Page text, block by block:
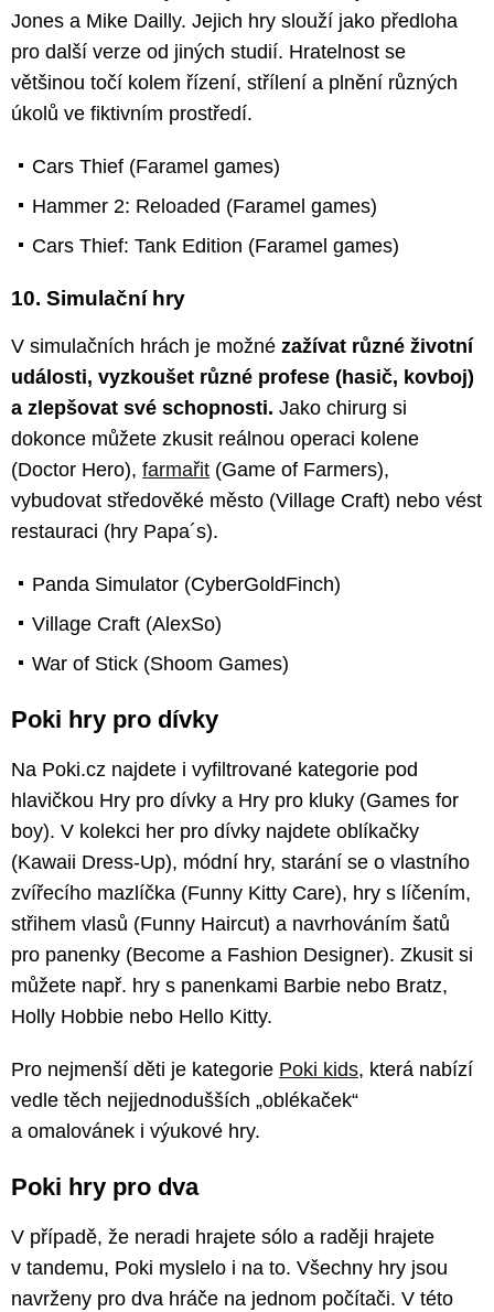
Jones a Mike Dailly. Jejich hry slouží jako předloha
pro další verze od jiných studií. Hratelnost se
většinou točí kolem řízení, střílení a plnění různých
úkolů ve fiktivním prostředí.
Cars Thief (Faramel games)
Hammer 2: Reloaded (Faramel games)
Cars Thief: Tank Edition (Faramel games)
10. Simulační hry
V simulačních hrách je možné zažívat různé životní
události, vyzkoušet různé profese (hasič, kovboj)
a zlepšovat své schopnosti. Jako chirurg si
dokonce můžete zkusit reálnou operaci kolene
(Doctor Hero), farmařit (Game of Farmers),
vybudovat středověké město (Village Craft) nebo vést
restauraci (hry Papa´s).
Panda Simulator (CyberGoldFinch)
Village Craft (AlexSo)
War of Stick (Shoom Games)
Poki hry pro dívky
Na Poki.cz najdete i vyfiltrované kategorie pod
hlavičkou Hry pro dívky a Hry pro kluky (Games for
boy). V kolekci her pro dívky najdete oblíkačky
(Kawaii Dress-Up), módní hry, starání se o vlastního
zvířecího mazlíčka (Funny Kitty Care), hry s líčením,
střihem vlasů (Funny Haircut) a navrhováním šatů
pro panenky (Become a Fashion Designer). Zkusit si
můžete např. hry s panenkami Barbie nebo Bratz,
Holly Hobbie nebo Hello Kitty.
Pro nejmenší děti je kategorie Poki kids, která nabízí
vedle těch nejjednodušších „oblékaček“
a omalovánek i výukové hry.
Poki hry pro dva
V případě, že neradi hrajete sólo a raději hrajete
v tandemu, Poki myslelo i na to. Všechny hry jsou
navrženy pro dva hráče na jednom počítači. V této